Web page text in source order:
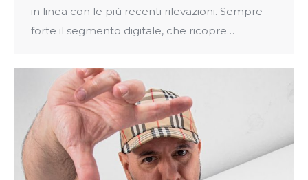
in linea con le più recenti rilevazioni. Sempre
forte il segmento digitale, che ricopre…